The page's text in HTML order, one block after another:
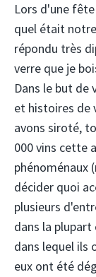
Lors d'une
quel était
répondu très
verre que je
Dans le but de
et histoires de
avons siroté,
000 vins cette
phénoménaux
décider quoi
plusieurs
dans la plupart
dans lequel ils
eux ont été